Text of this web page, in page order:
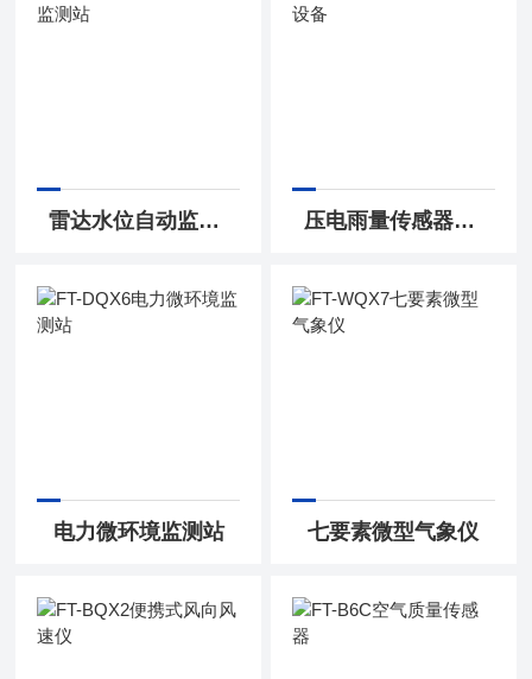
雷达水位自动监测站 压电雨量传感器设备
电力微环境监测站 七要素微型气象仪